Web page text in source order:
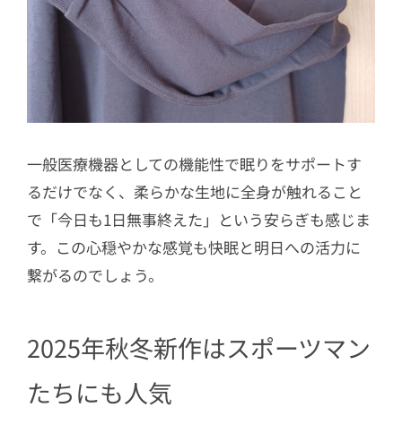
一般医療機器としての機能性で眠りをサポートす
るだけでなく、柔らかな生地に全身が触れること
で「今日も1日無事終えた」という安らぎも感じま
す。この心穏やかな感覚も快眠と明日への活力に
繋がるのでしょう。
2025年秋冬新作はスポーツマン
たちにも人気